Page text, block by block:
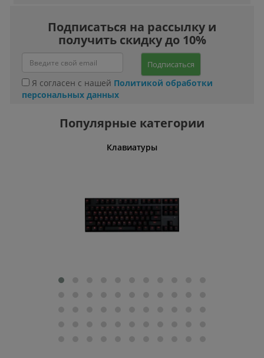
Подписаться на рассылку и
получить скидку до 10%
Подписаться
Я согласен с нашей Политикой обработки
персональных данных
Популярные категории
Клавиатуры